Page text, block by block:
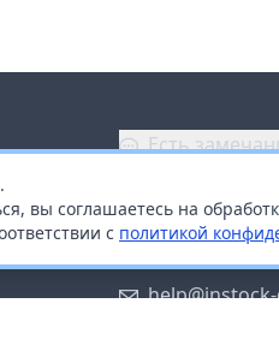
вы соглашаетесь на
с политикой
Есть
Заказать